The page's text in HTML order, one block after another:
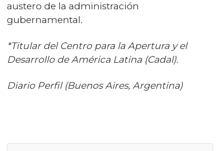
austero de la administración
gubernamental.
*Titular del Centro para la Apertura y el
Desarrollo de América Latina (Cadal).
Diario Perfil (Buenos Aires, Argentina)